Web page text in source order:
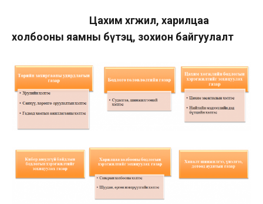
Цахим хөгжил, харилцаа
холбооны яамны бүтэц, зохион байгуулалт